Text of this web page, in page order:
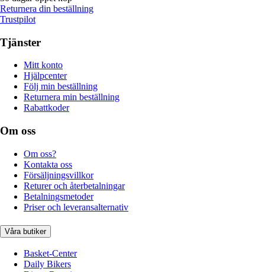
Returnera din beställning
Trustpilot
Tjänster
Mitt konto
Hjälpcenter
Följ min beställning
Returnera min beställning
Rabattkoder
Om oss
Om oss?
Kontakta oss
Försäljningsvillkor
Returer och återbetalningar
Betalningsmetoder
Priser och leveransalternativ
Våra butiker
Basket-Center
Daily Bikers